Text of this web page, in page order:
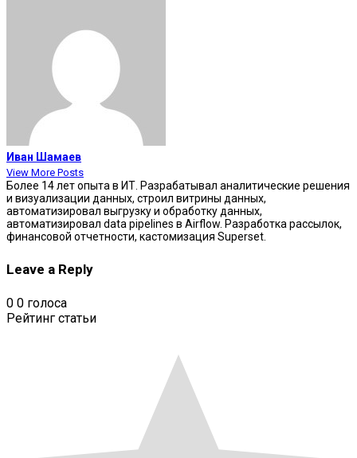
Иван Шамаев
View More Posts
Более 14 лет опыта в ИТ. Разрабатывал аналитические решения
и визуализации данных, строил витрины данных,
автоматизировал выгрузку и обработку данных,
автоматизировал data pipelines в Airflow. Разработка рассылок,
финансовой отчетности, кастомизация Superset.
Leave a Reply
0 0 голоса
Рейтинг статьи